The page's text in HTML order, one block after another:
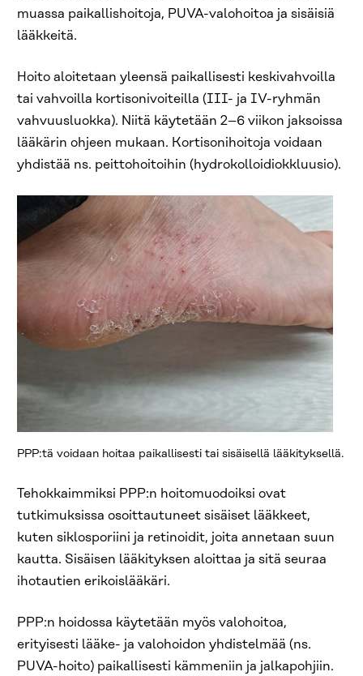
muassa paikallishoitoja, PUVA-valohoitoa ja sisäisiä
lääkkeitä.
Hoito aloitetaan yleensä paikallisesti keskivahvoilla
tai vahvoilla kortisonivoiteilla (III- ja IV-ryhmän
vahvuusluokka). Niitä käytetään 2–6 viikon jaksoissa
lääkärin ohjeen mukaan. Kortisonihoitoja voidaan
yhdistää ns. peittohoitoihin (hydrokolloidiokkluusio).
PPP:tä voidaan hoitaa paikallisesti tai sisäisellä lääkityksellä.
Tehokkaimmiksi PPP:n hoitomuodoiksi ovat
tutkimuksissa osoittautuneet sisäiset lääkkeet,
kuten siklosporiini ja retinoidit, joita annetaan suun
kautta. Sisäisen lääkityksen aloittaa ja sitä seuraa
ihotautien erikoislääkäri.
PPP:n hoidossa käytetään myös valohoitoa,
erityisesti lääke- ja valohoidon yhdistelmää (ns.
PUVA-hoito) paikallisesti kämmeniin ja jalkapohjiin.